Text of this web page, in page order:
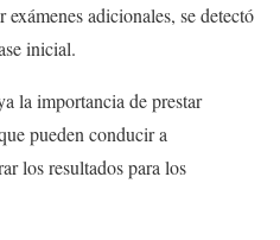
adicionales, se detectó
inicial.
la importancia de prestar
pueden conducir a
los resultados para los